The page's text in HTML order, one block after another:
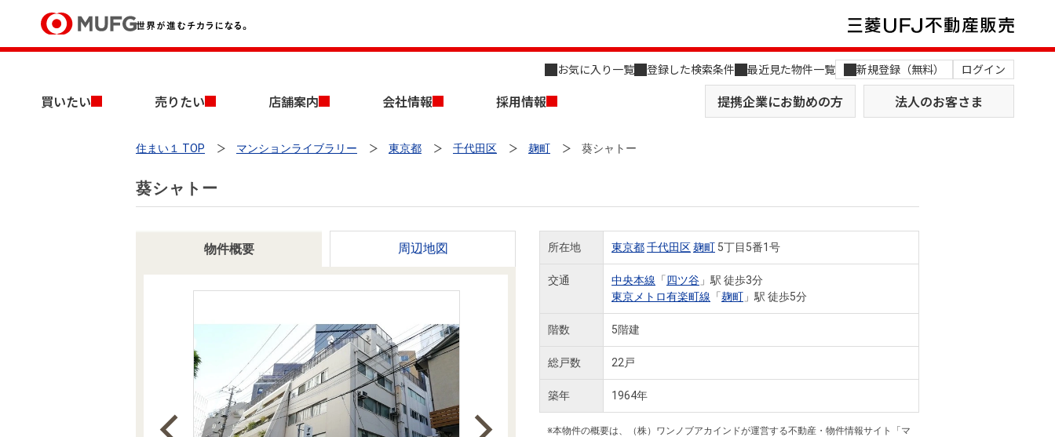
お気に入り一覧 登録した検索条件 最近見た物件一覧 新規登録（無料） ログイン
買いたい 売りたい 店舗案内 会社情報 採用情報 提携企業にお勤めの方 法人のお客さま
買いたいTOP
新築・中古一戸建てを探す
投資用物件を探す 事業用物件を探す
住宅ローンシミュレーション 住まい1プラス（お役立ちコラム）
売りたいTOP
売却時手取り金額試算
周辺相場検索 住まい1プラス（お役立ちコラム）
店舗案内TOP
店舗のご案内（名古屋） 店舗のご案内（関西）
会社情報TOP
会社概要 MUFG Way
役員一覧
本社地図
会社案内（電子ブック版）
採用情報TOP
キャリア採用情報
売りたい
住まい１ TOP マンションライブラリー 東京都 千代田区 麹町 葵シャトー
葵シャトー
物件概要 周辺地図 所在地 東京都千代田区麹町 5丁目5番1号
交通 中央本線 「四ツ谷 」駅 徒歩3分
東京メトロ有楽町線 「麹町 」駅 徒歩5分
階数 5階建
総戸数 22戸
築年 1964年
※本物件の概要は、（株）ワンノブアカインドが運営する不動産・物件情報サイト「マ